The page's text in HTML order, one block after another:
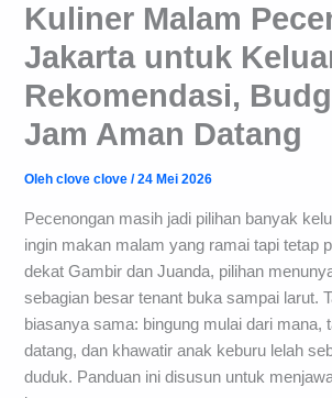
Kuliner Malam
Jakarta untuk
Rekomendasi,
Jam Aman Datang
Olehclove clove/24 Mei 2026
Pecenongan masih jadi pilihan banyak
ingin makan malam yang ramai tapi tetap
dekat Gambir dan Juanda, pilihan
sebagian besar tenant buka sampai larut.
biasanya sama: bingung mulai dari mana,
datang, dan khawatir anak keburu lelah
duduk. Panduan ini disusun untuk